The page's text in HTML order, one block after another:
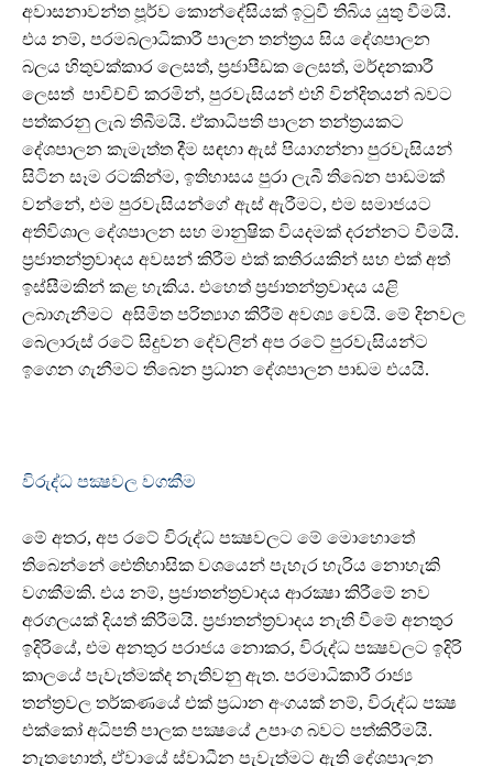
අවාසනාවන්ත පූර්ව කොන්දේසියක් ඉටුවී තිබිය යුතු වීමයි.
එය නම්, පරමබලාධිකාරී පාලන තන්ත්‍රය සිය දේශපාලන
බලය හිතුවක්කාර ලෙසත්, ප්‍රජාපීඩක ලෙසත්, මර්දනකාරී
ලෙසත් පාවිච්චි කරමින්, පුරවැසියන් එහි වින්දිතයන් බවට
පත්කරනු ලැබ තිබීමයි. ඒකාධිපති පාලන තන්ත්‍රයකට
දේශපාලන කැමැත්ත දීම සඳහා ඇස් පියාගන්නා පුරවැසියන්
සිටින සෑම රටකින්ම, ඉතිහාසය පුරා ලැබී තිබෙන පාඩමක්
වන්නේ, එම පුරවැසියන්ගේ ඇස් ඇරීමට, එම සමාජයට
අතිවිශාල දේශපාලන සහ මානුෂික වියදමක් දරන්නට වීමයි.
ප්‍රජාතන්ත්‍රවාදය අවසන් කිරීම එක් කතිරයකින් සහ එක් අත්
ඉස්සීමකින් කළ හැකිය. එහෙත් ප්‍රජාතන්ත්‍රවාදය යළි
ලබාගැනීමට අසිමිත පරිත්‍යාග කිරීම් අවශ්‍ය වෙයි. මේ දිනවල
බෙලාරුස් රටේ සිදුවන දේවලින් අප රටේ පුරවැසියන්ට
ඉගෙන ගැනීමට තිබෙන ප්‍රධාන දේශපාලන පාඩම එයයි.
විරුද්ධ පක්‍ෂවල වගකීම
මේ අතර, අප රටේ විරුද්ධ පක්‍ෂවලට මේ මොහොතේ
තිබෙන්නේ ඓතිහාසික වශයෙන් පැහැර හැරිය නොහැකි
වගකීමකි. එය නම්, ප්‍රජාතන්ත්‍රවාදය ආරක්‍ෂා කිරීමේ නව
අරගලයක් දියත් කිරීමයි. ප්‍රජාතන්ත්‍රවාදය නැති වීමේ අනතුර
ඉදිරියේ, එම අනතුර පරාජය නොකර, විරුද්ධ පක්‍ෂවලට ඉදිරි
කාලයේ පැවැත්මක්ද නැතිවනු ඇත. පරමාධිකාරී රාජ්‍ය
තන්ත්‍රවල තර්කණයේ එක් ප්‍රධාන අංගයක් නම්, විරුද්ධ පක්‍ෂ
එක්කෝ අධිපති පාලක පක්‍ෂයේ උපාංග බවට පත්කිරීමයි.
නැතහොත්, ඒවායේ ස්වාධීන පැවැත්මට ඇති දේශපාලන